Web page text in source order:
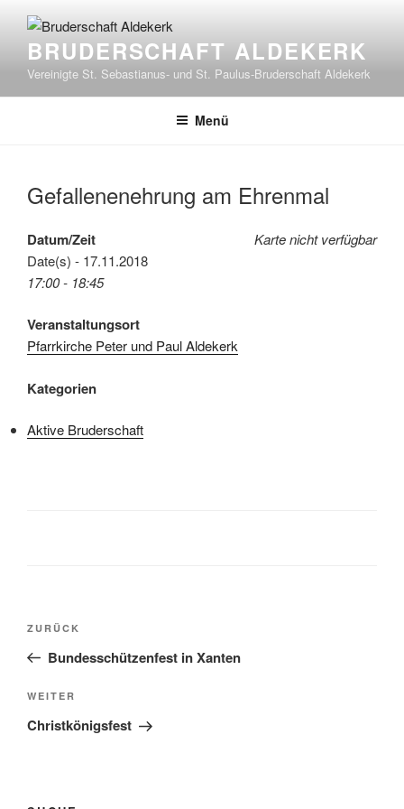
Inhalt
springenBRUDERSCHAFT ALDEKERK
Vereinigte St. Sebastianus- und St. Paulus-Bruderschaft Aldekerk
Menü
Gefallenenehrung am Ehrenmal
Karte nicht verfügbar
Datum/Zeit
Date(s) - 17.11.2018
17:00 - 18:45
Veranstaltungsort
Pfarrkirche Peter und Paul Aldekerk
Kategorien
Aktive Bruderschaft
Beitragsnavigation
Vorheriger
Beitrag
ZURÜCK
Bundesschützenfest in Xanten
Nächster
Beitrag
WEITER
Christkönigsfest